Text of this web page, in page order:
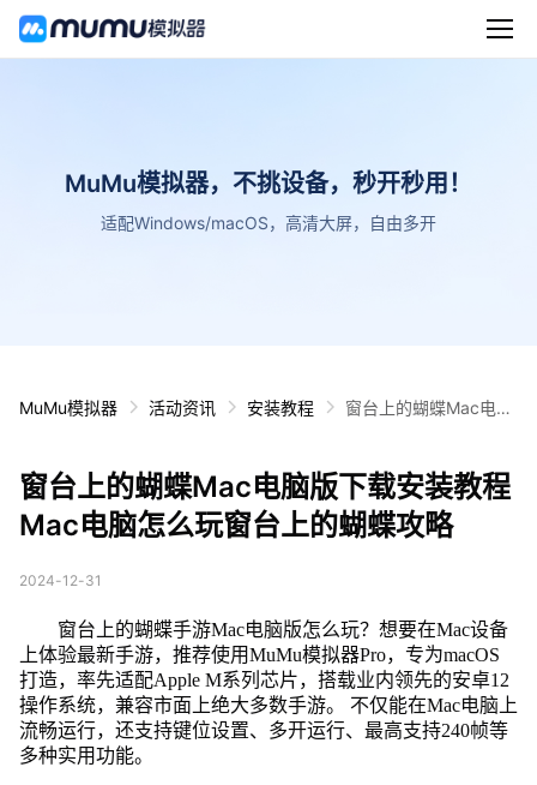
MuMu模拟器，不挑设备，秒开秒用！
适配Windows/macOS，高清大屏，自由多开
MuMu模拟器 活动资讯 安装教程
窗台上的蝴蝶Mac电脑
攻略
窗台上的蝴蝶Mac电脑版下载安装教程
Mac电脑怎么玩窗台上的蝴蝶攻略
2024-12-31
窗台上的蝴蝶手游Mac电脑版怎么玩？想要在Mac设备
上体验最新手游，推荐使用MuMu模拟器Pro，专为macOS
打造，率先适配Apple M系列芯片，搭载业内领先的安卓12
操作系统，兼容市面上绝大多数手游。 不仅能在Mac电脑上
流畅运行，还支持键位设置、多开运行、最高支持240帧等
多种实用功能。